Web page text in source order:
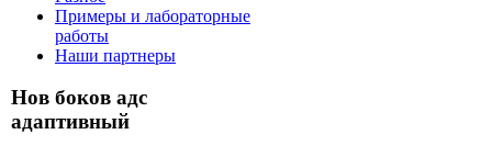
Примеры и лабораторные
работы
Наши партнеры
Нов боков адс
адаптивный